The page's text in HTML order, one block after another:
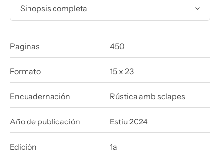
Sinopsis completa
Paginas 450
Formato 15 x 23
Encuadernación Rústica amb solapes
Año de publicación Estiu 2024
Edición 1a